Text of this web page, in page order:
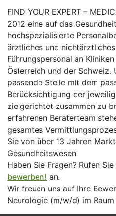
FIND YOUR EXPERT –
2012 eine auf das
hochspezialisierte
ärztliches und
Führungspersonal an
Österreich und der Schweiz.
passende Stelle mit dem
Berücksichtigung der
zielgerichtet zusammen zu
erfahrenen Beraterteam
gesamtes
Sie von über 13 Jahren
Gesundheitswesen.
Haben Sie Fragen? Rufen
bewerben! an.
Wir freuen uns auf Ihre
Neurologie (m/w/d) im